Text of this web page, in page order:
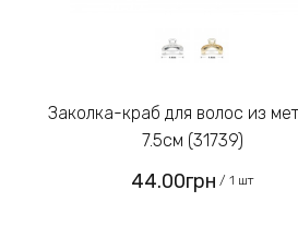
Заколка-краб для волос из металла
7.5см (31739)
44.00грн / 1 шт